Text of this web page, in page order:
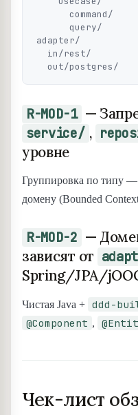
adapter/
R-MOD-1 —
service/ ,
уровне
Группировка по типу —
домену (Bounded
R-MOD-2 —
зависят от
Spring/JPA/
Чистая Java + ddd-
@Component ,
Чек-лист